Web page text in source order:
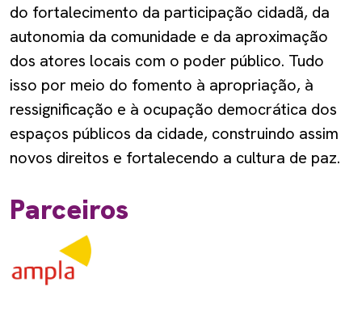
do fortalecimento da participação cidadã, da
autonomia da comunidade e da aproximação
dos atores locais com o poder público. Tudo
isso por meio do fomento à apropriação, à
ressignificação e à ocupação democrática dos
espaços públicos da cidade, construindo assim
novos direitos e fortalecendo a cultura de paz.
Parceiros